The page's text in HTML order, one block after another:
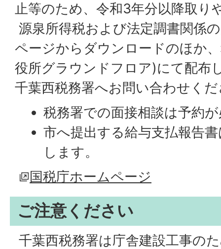
止等のため、令和3年分以降取り
源泉所得税および法定調書関係
ページからダウンロードのほか
役所グラウンドフロア)にて配布
千葉西税務署へお問い合わせく
税務署での面接相談は予約
市へ提出する給与支払報告
します。
国税庁ホームページ
ご注意ください
千葉西税務署は庁舎建設工事の